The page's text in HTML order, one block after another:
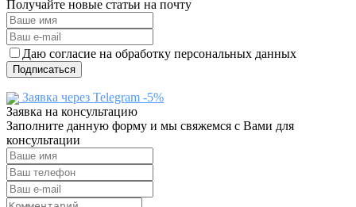
Получайте новые статьи на почту
Даю согласие на обработку персональных данных
Подписаться
Заявка через Telegram -5%
Заявка на консультацию
Заполните данную форму и мы свяжемся с Вами для
консультации